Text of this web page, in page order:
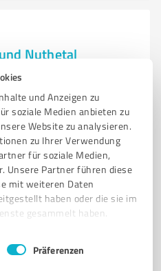
und Anzeigen zu
soziale Medien anbieten zu
Website zu analysieren.
zu Ihrer Verwendung
für soziale Medien,
Unsere Partner führen diese
mit weiteren Daten
haben oder die sie im
gesammelt haben.
Präferenzen
Nuthetal
für Haustiere in
HAUSTIERGESUNDHEIT
ZAHNBEHANDLUNGEN
BERATUNG
TIERARZTVERSORGUNG
www.tierarzt-saarmund.de/